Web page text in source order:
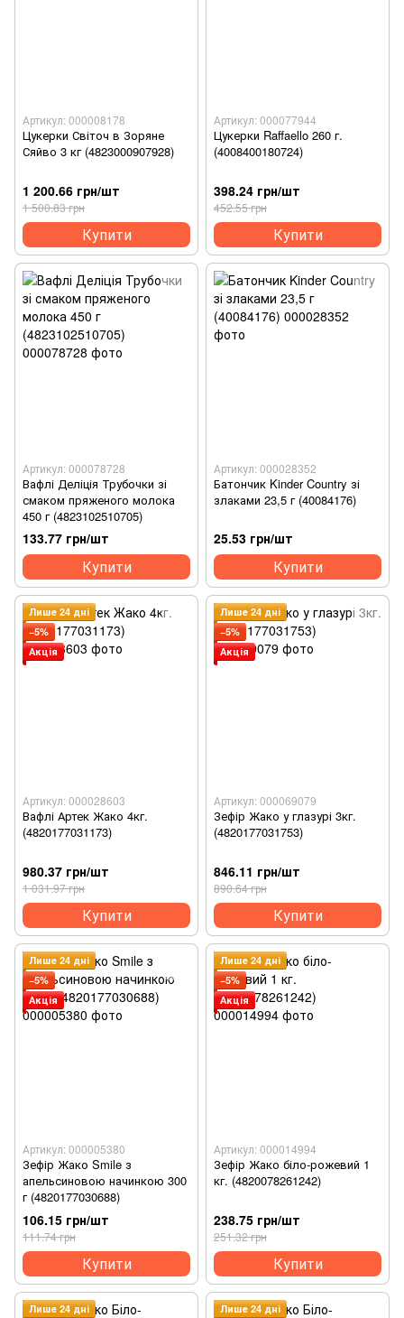
Артикул: 000008178
Цукерки Світоч в Зоряне
Сяйво 3 кг (4823000907928)
1 200.66 грн/шт
1 500.83 грн
Купити
Артикул: 000077944
Цукерки Raffaello 260 г.
(4008400180724)
398.24 грн/шт
452.55 грн
Купити
Артикул: 000078728
Вафлі Деліція Трубочки зі
смаком пряженого молока
450 г (4823102510705)
133.77 грн/шт
Купити
Артикул: 000028352
Батончик Kinder Country зі
злаками 23,5 г (40084176)
25.53 грн/шт
Купити
Лише 24 дні
−5%
Акція
Артикул: 000028603
Вафлі Артек Жако 4кг.
(4820177031173)
980.37 грн/шт
1 031.97 грн
Купити
Лише 24 дні
−5%
Акція
Артикул: 000069079
Зефір Жако у глазурі 3кг.
(4820177031753)
846.11 грн/шт
890.64 грн
Купити
Лише 24 дні
−5%
Акція
Артикул: 000005380
Зефір Жако Smile з
апельсиновою начинкою 300
г (4820177030688)
106.15 грн/шт
111.74 грн
Купити
Лише 24 дні
−5%
Акція
Артикул: 000014994
Зефір Жако біло-рожевий 1
кг. (4820078261242)
238.75 грн/шт
251.32 грн
Купити
Лише 24 дні Лише 24 дні